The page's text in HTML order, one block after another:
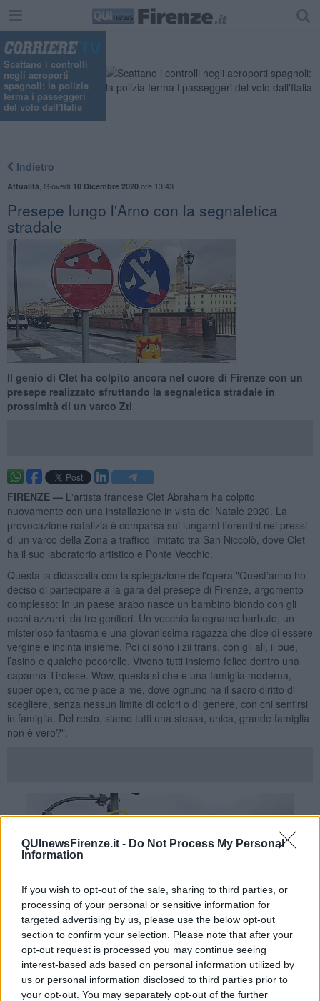
QUInewsFirenze.it - Do Not Process My Personal
Information
If you wish to opt-out of the sale, sharing to third parties, or
processing of your personal or sensitive information for
targeted advertising by us, please use the below opt-out
section to confirm your selection. Please note that after your
opt-out request is processed you may continue seeing
interest-based ads based on personal information utilized by
us or personal information disclosed to third parties prior to
your opt-out. You may separately opt-out of the further
Scattano i controlli
negli aeroporti
spagnoli: la polizia
ferma i passeggeri
del volo dall'Italia
Indietro
Attualità Giovedì 10 Dicembre 2020ore 13:43
Presepe lungo l'Arno con la segnaletica
stradale
Il genio di Clet ha colpito ancora nel cuore di Firenze con un
presepe realizzato sfruttando la segnaletica stradale in
prossimità di un varco Ztl
FIRENZE — L'artista francese Clet Abraham ha colpito
nuovamente con una installazione in vista del Natale 2020. La
provocazione natalizia è comparsa sui lungarni fiorentini nei pressi
di un varco della Zona a traffico limitato tra San Niccolò, dove Clet
ha il suo laboratorio artistico e Ponte Vecchio.
Questa la didascalia con la spiegazione dell'opera "Quest’anno ho
deciso di partecipare a la gara del presepe di Firenze, argomento
complesso: In un paese arabo nasce un bambino biondo con gli
occhi azzurri, da tre genitori. Un vecchio falegname barbuto, un
misterioso fantasma e una giovanissima ragazza che dice di essere
vergine e incinta insieme. Poi ci sono i zii trans, con gli ali, il bue,
l’asino e qualche pecorelle. Vivono tutti insieme felice dentro una
capanna Tirolese. Wow, questa si che è una famiglia moderna,
super open, come piace a me, dove ognuno ha il sacro diritto di
scegliere, senza nessun limite di colori o di genere, con chi sentirsi
in famiglia. Del resto, siamo tutti una stessa, unica, grande famiglia
non è vero?".